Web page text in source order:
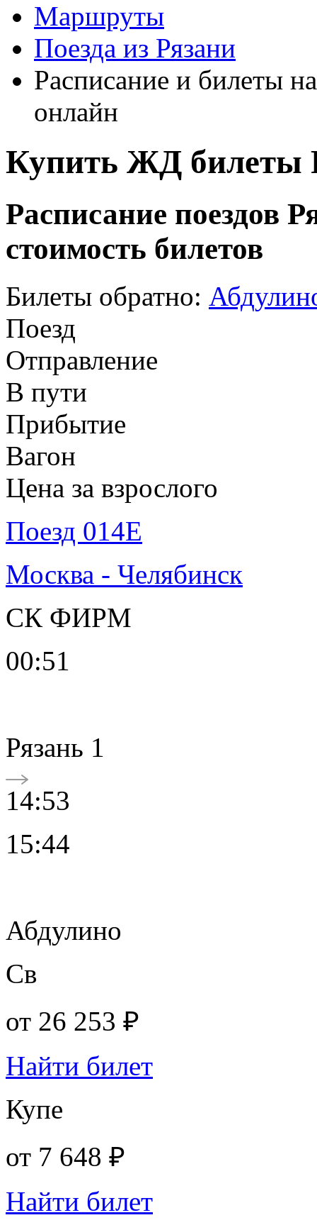
Маршруты
Поезда из Рязани
Расписание и билеты
онлайн
Купить ЖД билеты
Расписание поездов
стоимость билетов
Билеты обратно:
Поезд
Отправление
В пути
Прибытие
Вагон
Цена за взрослого
Поезд 014Е
Москва - Челябинск
СК ФИРМ
00:51
Рязань 1
14:53
15:44
Абдулино
Св
от 26 253 ₽
Найти билет
Купе
от 7 648 ₽
Найти билет